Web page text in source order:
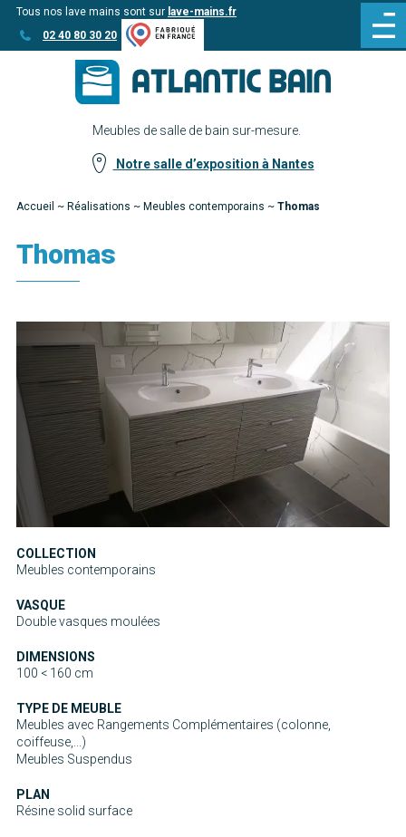
Aller
au
Aller au
contenu
Tous nos lave mains sont sur lave-mains.fr
02 40 80 30 20
Meubles de salle de bain sur-mesure.
Notre salle d’exposition à Nantes
Accueil ~ Réalisations ~ Meubles contemporains ~ Thomas
Thomas
COLLECTION
Meubles contemporains
VASQUE
Double vasques moulées
DIMENSIONS
100 < 160 cm
TYPE DE MEUBLE
Meubles avec Rangements Complémentaires (colonne,
coiffeuse,...)
Meubles Suspendus
PLAN
Résine solid surface